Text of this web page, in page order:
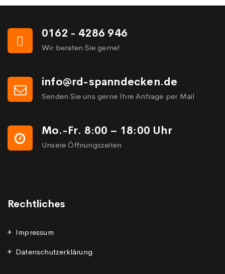
0162 - 4286 946
Wir beraten Sie gerne!
info@rd-spanndecken.de
Senden Sie uns gerne Ihre Anfrage per Mail
Mo.-Fr. 8:00 – 18:00 Uhr
Unsere Öffnungszeiten
Rechtliches
Impressum
Datenschutzerklärung